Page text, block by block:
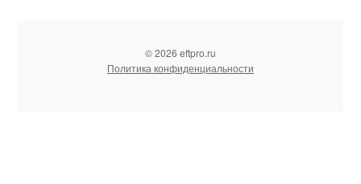
© 2026 eftpro.ru
Политика конфиденциальности